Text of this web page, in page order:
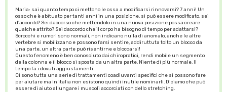
Maria: sai quanto tempo ci mettono le ossa a modificarsi rinnovarsi? 7 anni! Un
osso che è abituato per tanti anni in una posizione, si può essere modificato, sei
d'accordo? Sei daccorso che mettendolo in una nuova posizione possa creare
qualche attrito? Sei daccordo che il corpo ha bisogno di tempo per adattarsi?
Scrocchi e rumori sono normali, non indicano nulla di anomalo, anche le altre
vertebre si mobilizzano e possono farsi sentire, addiruttuta tolto un blocco da
una parte, un altra parte può risentirne e bloccarsi!
Questo fenomeno è ben conosciuto dai chiropratici, rendi mobile un segmento
della colonna e il blocco si sposta da un altra parte. Niente di più normale. Il
tempo fa i dovuti aggiustamenti.
Ci sono tutta una serie di trattamenti coadiuvanti specifici che si possono fare
per aiutare ma in italia non esistono quindi inutile nominarli. Diciamo che può
essere di aiuto allungare i muscoli accorciati con dello stretching.